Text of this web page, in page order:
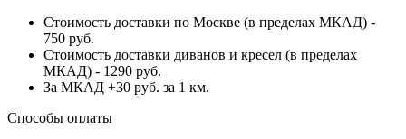
Стоимость доставки по Москве (в пределах МКАД) -
750 руб.
Стоимость доставки диванов и кресел (в пределах
МКАД) - 1290 руб.
За МКАД +30 руб. за 1 км.
Способы оплаты